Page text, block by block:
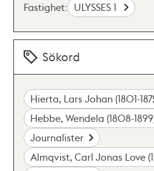
Fastighet: ULYSSES 1
Sökord
Hierta, Lars Johan (1801-
Hebbe, Wendela (1808-
Journalister
Almqvist, Carl Jonas Love